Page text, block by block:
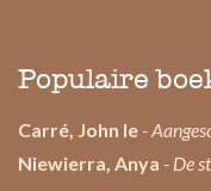
Populaire
Carré, John le -
Niewierra, Anya - De